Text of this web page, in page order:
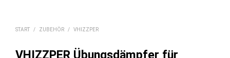
START / ZUBEHÖR / VHIZZPER
VHIZZPER Übungsdämpfer für